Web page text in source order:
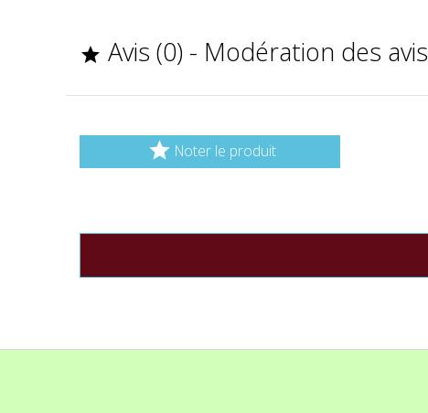
 Avis (0) - Modération des avis
 Noter le produit